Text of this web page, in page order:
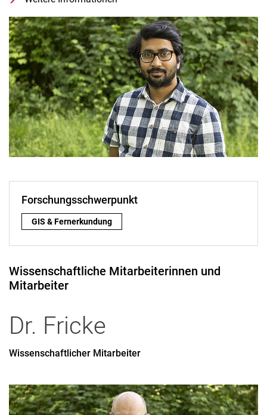
Forschungsschwerpunkt
Forschungsschwerpunkt:
GIS & Fernerkundung
Wissenschaftliche Mitarbeiterinnen und
Mitarbeiter
Dr. Fricke
Wissenschaftlicher Mitarbeiter